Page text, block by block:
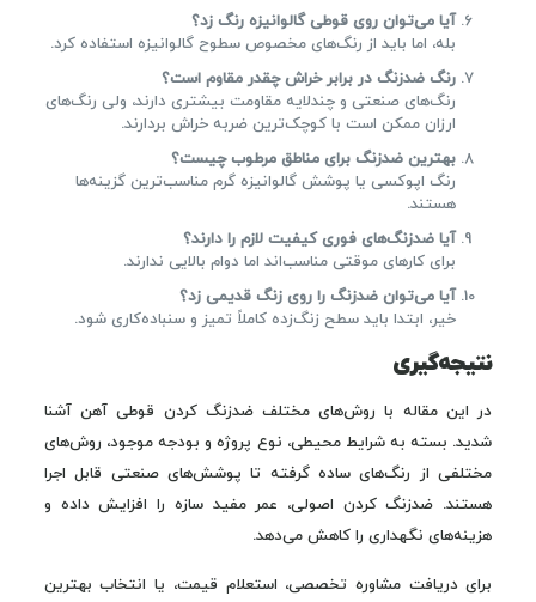
آیا می‌توان روی قوطی گالوانیزه رنگ زد؟
بله، اما باید از رنگ‌های مخصوص سطوح گالوانیزه استفاده کرد.
رنگ ضدزنگ در برابر خراش چقدر مقاوم است؟
رنگ‌های صنعتی و چندلایه مقاومت بیشتری دارند، ولی رنگ‌های
ارزان ممکن است با کوچک‌ترین ضربه خراش بردارند.
بهترین ضدزنگ برای مناطق مرطوب چیست؟
رنگ اپوکسی یا پوشش گالوانیزه گرم مناسب‌ترین گزینه‌ها
هستند.
آیا ضدزنگ‌های فوری کیفیت لازم را دارند؟
برای کارهای موقتی مناسب‌اند اما دوام بالایی ندارند.
آیا می‌توان ضدزنگ را روی زنگ قدیمی زد؟
خیر، ابتدا باید سطح زنگ‌زده کاملاً تمیز و سنباده‌کاری شود.
نتیجه‌گیری
در این مقاله با روش‌های مختلف ضدزنگ کردن قوطی آهن آشنا
شدید. بسته به شرایط محیطی، نوع پروژه و بودجه موجود، روش‌های
مختلفی از رنگ‌های ساده گرفته تا پوشش‌های صنعتی قابل اجرا
هستند. ضدزنگ کردن اصولی، عمر مفید سازه را افزایش داده و
هزینه‌های نگهداری را کاهش می‌دهد.
برای دریافت مشاوره تخصصی، استعلام قیمت، یا انتخاب بهترین